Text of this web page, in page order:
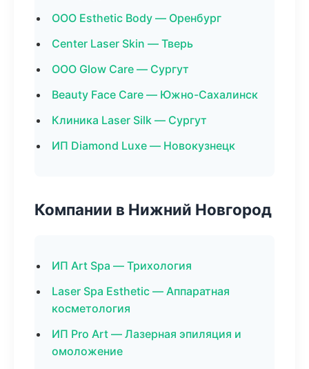
ООО Esthetic Body — Оренбург
Center Laser Skin — Тверь
ООО Glow Care — Сургут
Beauty Face Care — Южно-Сахалинск
Клиника Laser Silk — Сургут
ИП Diamond Luxe — Новокузнецк
Компании в Нижний Новгород
ИП Art Spa — Трихология
Laser Spa Esthetic — Аппаратная
косметология
ИП Pro Art — Лазерная эпиляция и
омоложение